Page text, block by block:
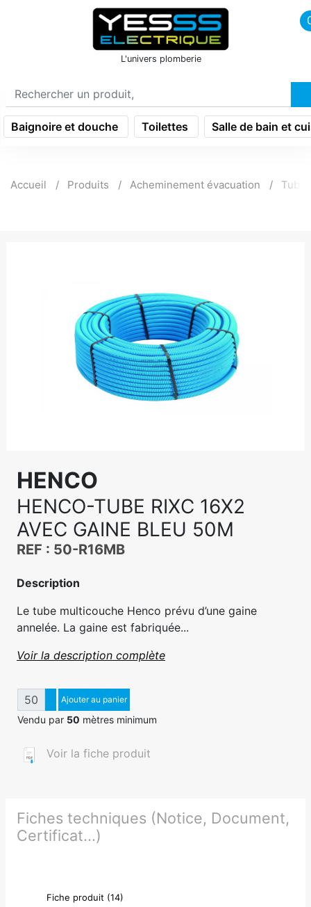
icon menu burger
L'univers plomberie
Baignoire et douche Toilettes Salle de bain et
Accueil Produits Acheminement évacuation Tube
HENCO
HENCO-TUBE RIXC 16X2
AVEC GAINE BLEU 50M
REF : 50-R16MB
Description
Le tube multicouche Henco prévu d’une gaine
annelée. La gaine est fabriquée...
Voir la description complète
QuantitéAugmenter quantité
Diminuer quantité
Ajouter au panier
Vendu par 50 mètres minimum
Voir la fiche produit
Fiches techniques (Notice, Document,
Certificat...)
Fiche produit (14)